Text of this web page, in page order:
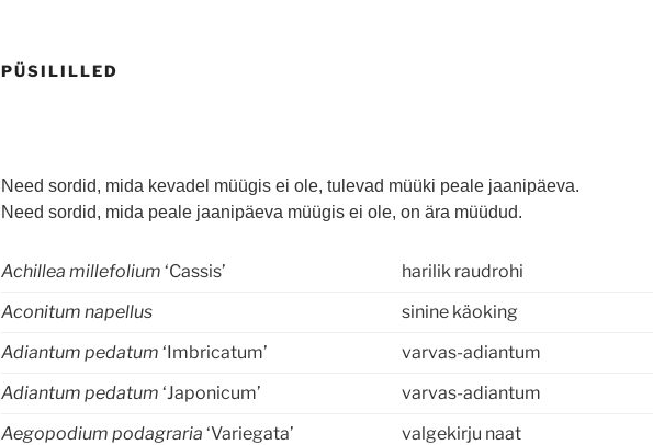
PÜSILILLED
Need sordid, mida kevadel müügis ei ole, tulevad müüki peale jaanipäeva.
Need sordid, mida peale jaanipäeva müügis ei ole, on ära müüdud.
Achillea millefolium ‘Cassis’
harilik raudrohi
Aconitum napellus
sinine käoking
Adiantum pedatum ‘Imbricatum’
varvas-adiantum
Adiantum pedatum ‘Japonicum’
varvas-adiantum
Aegopodium podagraria ‘Variegata’
valgekirju naat